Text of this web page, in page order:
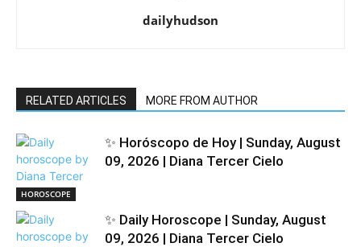
dailyhudson
RELATED ARTICLES MORE FROM AUTHOR
HOROSCOPE
✨ Horóscopo de Hoy | Sunday, August
09, 2026 | Diana Tercer Cielo
✨ Daily Horoscope | Sunday, August
09, 2026 | Diana Tercer Cielo